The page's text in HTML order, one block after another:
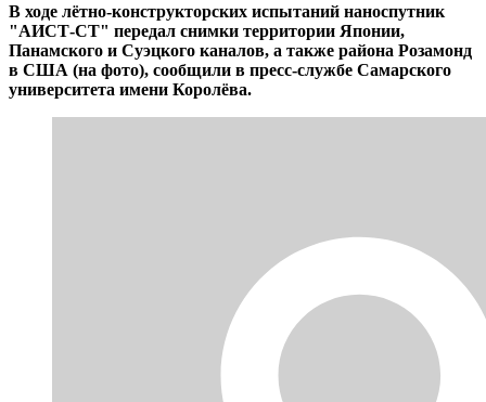
В ходе лётно-конструкторских испытаний наноспутник
"АИСТ-СТ" передал снимки территории Японии,
Панамского и Суэцкого каналов, а также района Розамонд
в США (на фото), сообщили в пресс-службе Самарского
университета имени Королёва.